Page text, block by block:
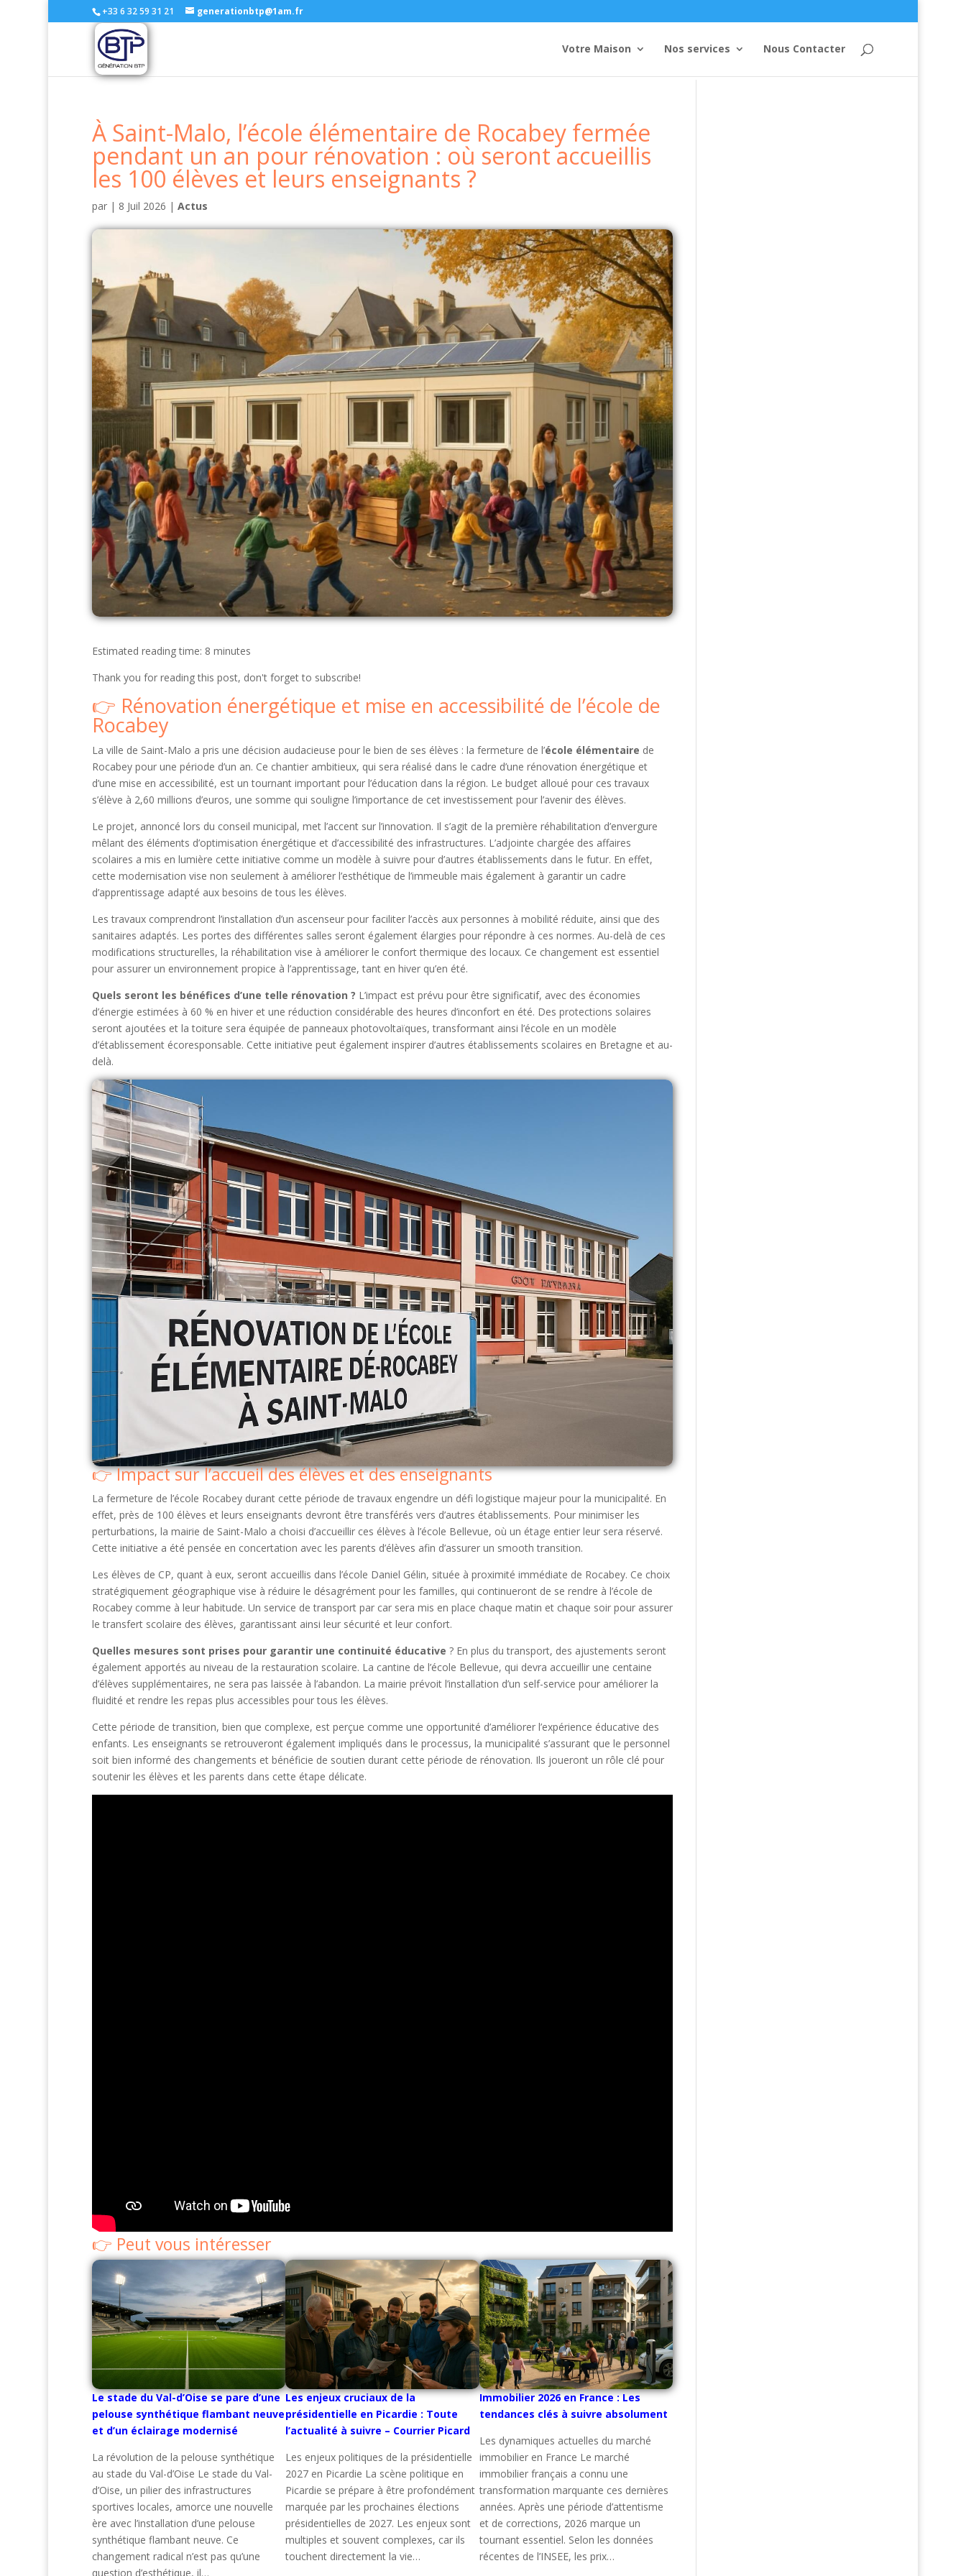
+33 6 32 59 31 21 generationbtp@1am.fr
Votre Maison Nos services Nous Contacter
À Saint-Malo, l’école élémentaire de Rocabey fermée
pendant un an pour rénovation : où seront accueillis
les 100 élèves et leurs enseignants ?
par | 8 Juil 2026 | Actus
Estimated reading time: 8 minutes
Thank you for reading this post, don't forget to subscribe!
Rénovation énergétique et mise en accessibilité de l’école de
Rocabey
La ville de Saint-Malo a pris une décision audacieuse pour le bien de ses élèves : la fermeture de l’école élémentaire de
Rocabey pour une période d’un an. Ce chantier ambitieux, qui sera réalisé dans le cadre d’une rénovation énergétique et
d’une mise en accessibilité, est un tournant important pour l’éducation dans la région. Le budget alloué pour ces travaux
s’élève à 2,60 millions d’euros, une somme qui souligne l’importance de cet investissement pour l’avenir des élèves.
Le projet, annoncé lors du conseil municipal, met l’accent sur l’innovation. Il s’agit de la première réhabilitation d’envergure
mêlant des éléments d’optimisation énergétique et d’accessibilité des infrastructures. L’adjointe chargée des affaires
scolaires a mis en lumière cette initiative comme un modèle à suivre pour d’autres établissements dans le futur. En effet,
cette modernisation vise non seulement à améliorer l’esthétique de l’immeuble mais également à garantir un cadre
d’apprentissage adapté aux besoins de tous les élèves.
Les travaux comprendront l’installation d’un ascenseur pour faciliter l’accès aux personnes à mobilité réduite, ainsi que des
sanitaires adaptés. Les portes des différentes salles seront également élargies pour répondre à ces normes. Au-delà de ces
modifications structurelles, la réhabilitation vise à améliorer le confort thermique des locaux. Ce changement est essentiel
pour assurer un environnement propice à l’apprentissage, tant en hiver qu’en été.
Quels seront les bénéfices d’une telle rénovation ? L’impact est prévu pour être significatif, avec des économies
d’énergie estimées à 60 % en hiver et une réduction considérable des heures d’inconfort en été. Des protections solaires
seront ajoutées et la toiture sera équipée de panneaux photovoltaïques, transformant ainsi l’école en un modèle
d’établissement écoresponsable. Cette initiative peut également inspirer d’autres établissements scolaires en Bretagne et au-
delà.
Impact sur l’accueil des élèves et des enseignants
La fermeture de l’école Rocabey durant cette période de travaux engendre un défi logistique majeur pour la municipalité. En
effet, près de 100 élèves et leurs enseignants devront être transférés vers d’autres établissements. Pour minimiser les
perturbations, la mairie de Saint-Malo a choisi d’accueillir ces élèves à l’école Bellevue, où un étage entier leur sera réservé.
Cette initiative a été pensée en concertation avec les parents d’élèves afin d’assurer un smooth transition.
Les élèves de CP, quant à eux, seront accueillis dans l’école Daniel Gélin, située à proximité immédiate de Rocabey. Ce choix
stratégiquement géographique vise à réduire le désagrément pour les familles, qui continueront de se rendre à l’école de
Rocabey comme à leur habitude. Un service de transport par car sera mis en place chaque matin et chaque soir pour assurer
le transfert scolaire des élèves, garantissant ainsi leur sécurité et leur confort.
Quelles mesures sont prises pour garantir une continuité éducative ? En plus du transport, des ajustements seront
également apportés au niveau de la restauration scolaire. La cantine de l’école Bellevue, qui devra accueillir une centaine
d’élèves supplémentaires, ne sera pas laissée à l’abandon. La mairie prévoit l’installation d’un self-service pour améliorer la
fluidité et rendre les repas plus accessibles pour tous les élèves.
Cette période de transition, bien que complexe, est perçue comme une opportunité d’améliorer l’expérience éducative des
enfants. Les enseignants se retrouveront également impliqués dans le processus, la municipalité s’assurant que le personnel
soit bien informé des changements et bénéficie de soutien durant cette période de rénovation. Ils joueront un rôle clé pour
soutenir les élèves et les parents dans cette étape délicate.
Peut vous intéresser
Le stade du Val-d’Oise se pare d’une
pelouse synthétique flambant neuve
et d’un éclairage modernisé
La révolution de la pelouse synthétique
au stade du Val-d’Oise Le stade du Val-
d’Oise, un pilier des infrastructures
sportives locales, amorce une nouvelle
ère avec l’installation d’une pelouse
synthétique flambant neuve. Ce
changement radical n’est pas qu’une
question d’esthétique, il…
Les enjeux cruciaux de la
présidentielle en Picardie : Toute
l’actualité à suivre – Courrier Picard
Les enjeux politiques de la présidentielle
2027 en Picardie La scène politique en
Picardie se prépare à être profondément
marquée par les prochaines élections
présidentielles de 2027. Les enjeux sont
multiples et souvent complexes, car ils
touchent directement la vie…
Immobilier 2026 en France : Les
tendances clés à suivre absolument
Les dynamiques actuelles du marché
immobilier en France Le marché
immobilier français a connu une
transformation marquante ces dernières
années. Après une période d’attentisme
et de corrections, 2026 marque un
tournant essentiel. Selon les données
récentes de l’INSEE, les prix…